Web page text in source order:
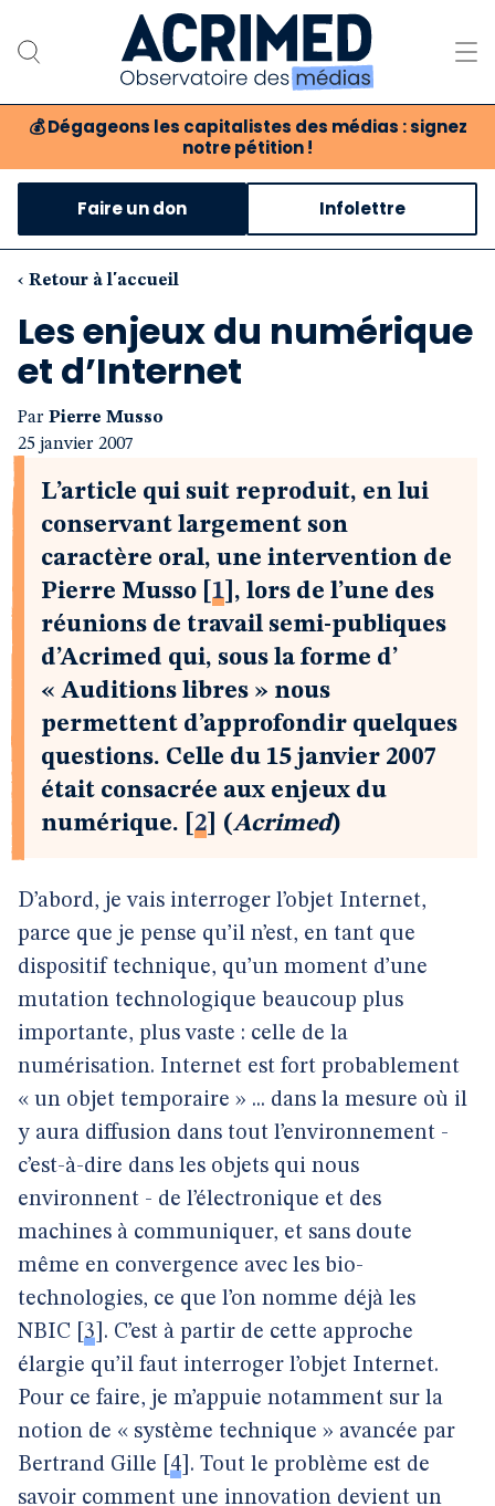
💰 Dégageons les capitalistes des médias : signez
notre pétition !
Notre association
Notre critique des médias
Nos propositions
Notre revue
Boutique
Faire un don Infolettre
‹ Retour à l'accueil
Les enjeux du numérique
et d’Internet
Par Pierre Musso
25 janvier 2007
L’article qui suit reproduit, en lui
conservant largement son
caractère oral, une intervention de
Pierre Musso
1 , lors de l’une des
réunions de travail semi-publiques
d’Acrimed qui, sous la forme d’
« Auditions libres » nous
permettent d’approfondir quelques
questions. Celle du 15 janvier 2007
était consacrée aux enjeux du
numérique.
2 (Acrimed)
D’abord, je vais interroger l’objet Internet,
parce que je pense qu’il n’est, en tant que
dispositif technique, qu’un moment d’une
mutation technologique beaucoup plus
importante, plus vaste : celle de la
numérisation. Internet est fort probablement
« un objet temporaire » ... dans la mesure où il
y aura diffusion dans tout l’environnement -
c’est-à-dire dans les objets qui nous
environnent - de l’électronique et des
machines à communiquer, et sans doute
même en convergence avec les bio-
technologies, ce que l’on nomme déjà les
NBIC 3 . C’est à partir de cette approche
élargie qu’il faut interroger l’objet Internet.
Pour ce faire, je m’appuie notamment sur la
notion de « système technique » avancée par
Bertrand Gille
4 . Tout le problème est de
savoir comment une innovation devient un